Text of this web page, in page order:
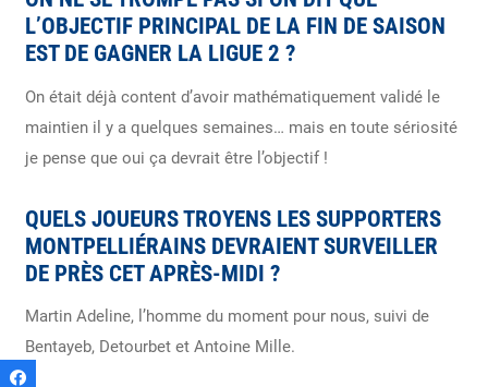
L’OBJECTIF PRINCIPAL DE LA FIN DE SAISON
EST DE GAGNER LA LIGUE 2 ?
On était déjà content d’avoir mathématiquement validé le
maintien il y a quelques semaines… mais en toute sériosité
je pense que oui ça devrait être l’objectif !
QUELS JOUEURS TROYENS LES SUPPORTERS
MONTPELLIÉRAINS DEVRAIENT SURVEILLER
DE PRÈS CET APRÈS-MIDI ?
Martin Adeline, l’homme du moment pour nous, suivi de
Bentayeb, Detourbet et Antoine Mille.